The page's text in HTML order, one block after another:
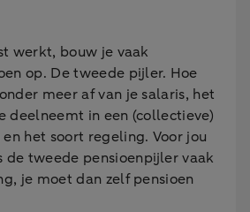
werkt, bouw je vaak
op. De tweede pijler. Hoe
meer af van je salaris, het
deelneemt in een (collectieve)
het soort regeling. Voor jou
de tweede pensioenpijler vaak
je moet dan zelf pensioen